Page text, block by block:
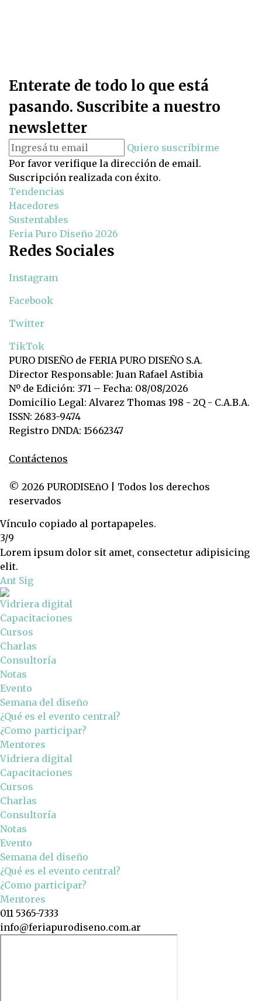
Enterate de todo lo que está
pasando. Suscribite a nuestro
newsletter
Quiero suscribirme
Por favor verifique la dirección de email.
Suscripción realizada con éxito.
Tendencias
Hacedores
Sustentables
Feria Puro Diseño 2026
Redes Sociales
Instagram
Facebook
Twitter
TikTok
PURO DISEÑO de FERIA PURO DISEÑO S.A.
Director Responsable: Juan Rafael Astibia
Nº de Edición: 371 – Fecha: 08/08/2026
Domicilio Legal: Alvarez Thomas 198 - 2Q - C.A.B.A.
ISSN: 2683-9474
Registro DNDA: 15662347
Contáctenos
© 2026 PURODISEñO | Todos los derechos
reservados
Vínculo copiado al portapapeles.
3/9
Lorem ipsum dolor sit amet, consectetur adipisicing
elit.
Ant Sig
Vidriera digital
Capacitaciones
Cursos
Charlas
Consultoría
Notas
Evento
Semana del diseño
¿Qué es el evento central?
¿Como participar?
Mentores
Vidriera digital
Capacitaciones
Cursos
Charlas
Consultoría
Notas
Evento
Semana del diseño
¿Qué es el evento central?
¿Como participar?
Mentores
011 5365-7333
info@feriapurodiseno.com.ar